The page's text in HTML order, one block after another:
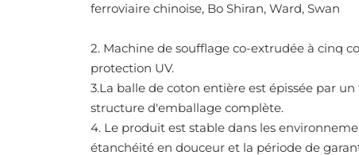
ferroviaire chinoise, Bo Shiran, Ward, Swan
2. Machine de soufflage co-extrudée à cinq
protection UV.
3.La balle de coton entière est épissée par
structure d'emballage complète.
4. Le produit est stable dans les
étanchéité en douceur et la période de